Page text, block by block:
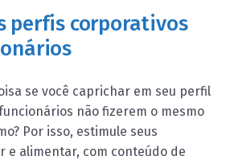
perfis corporativos
se você caprichar em seu perfil
não fizerem o mesmo
Por isso, estimule seus
e alimentar, com conteúdo de